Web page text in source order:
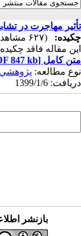
تأثیر مهاجرت در
چکیده:
(۶۲۷ مشاهده)
این مقاله فاقد
متن کامل [PDF 847 kb]
نوع مطالعه: پژوهشي
دریافت: 1399/1/6
بازنشر